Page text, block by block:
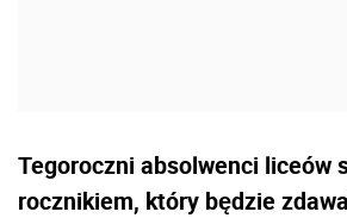
Tegoroczni absolwenci liceów
rocznikiem, który będzie